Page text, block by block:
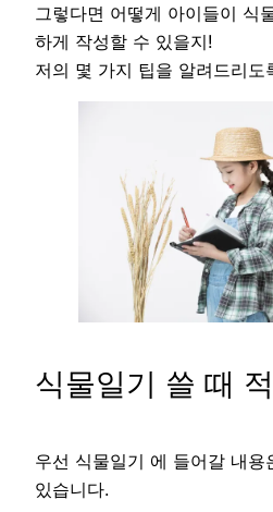
그렇다면 어떻게 아이들이 식
하게 작성할 수 있을지!
저의 몇 가지 팁을 알려드리도
식물일기 쓸 때
우선 식물일기 에 들어갈 내용
있습니다.